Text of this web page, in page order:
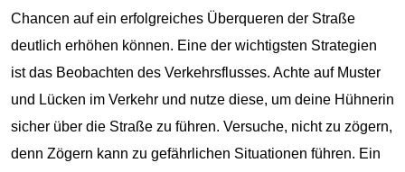
Chancen auf ein erfolgreiches Überqueren der Straße
deutlich erhöhen können. Eine der wichtigsten Strategien
ist das Beobachten des Verkehrsflusses. Achte auf Muster
und Lücken im Verkehr und nutze diese, um deine Hühnerin
sicher über die Straße zu führen. Versuche, nicht zu zögern,
denn Zögern kann zu gefährlichen Situationen führen. Ein